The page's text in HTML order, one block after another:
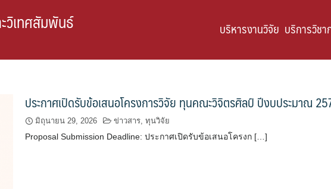
วิเทศสัมพันธ์ บริหารงานวิจัย บริการวิชา
ประกาศเปิดรับข้อเสนอโครงการวิจัย ทุนคณะวิจิตรศิลป์ ปีงบประมาณ
มิถุนายน 29, 2026 ข่าวสาร,ทุนวิจัย
Proposal Submission Deadline: ประกาศเปิดรับข้อเสนอโครงก […]